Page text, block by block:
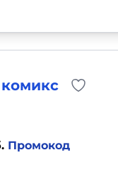
Промокод